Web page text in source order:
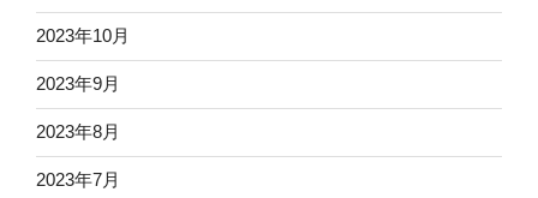
2023年10月
2023年9月
2023年8月
2023年7月